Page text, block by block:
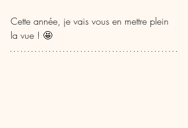
Cette année, je vais vous en mettre plein
la vue ! 🤩